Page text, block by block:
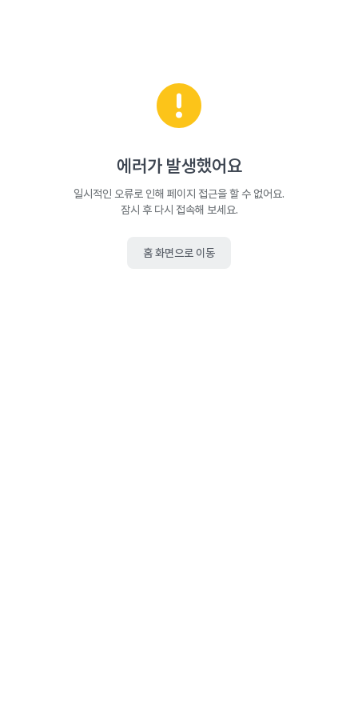
에러가 발생했어요
일시적인 오류로 인해 페이지 접근을 할 수 없어요.
잠시 후 다시 접속해 보세요.
홈 화면으로 이동